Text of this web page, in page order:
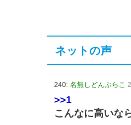
ネットの声
240: 名無しどんぶらこ
>>1
こんなに高いな